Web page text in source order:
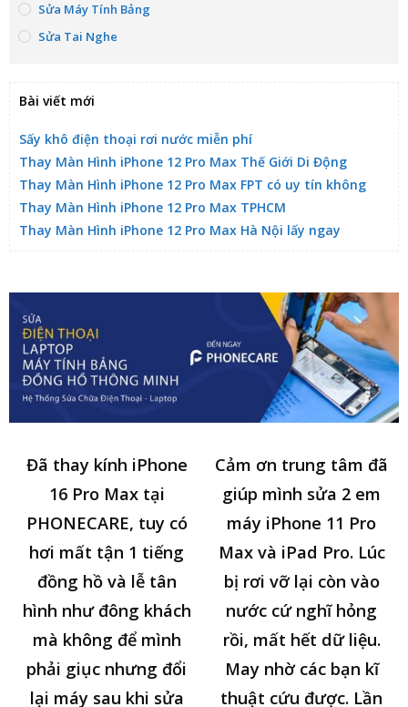
Sửa Máy Tính Bảng
Sửa Tai Nghe
Bài viết mới
Sấy khô điện thoại rơi nước miễn phí
Thay Màn Hình iPhone 12 Pro Max Thế Giới Di Động
Thay Màn Hình iPhone 12 Pro Max FPT có uy tín không
Thay Màn Hình iPhone 12 Pro Max TPHCM
Thay Màn Hình iPhone 12 Pro Max Hà Nội lấy ngay
Đã thay kính iPhone
16 Pro Max tại
PHONECARE, tuy có
hơi mất tận 1 tiếng
đồng hồ và lễ tân
hình như đông khách
mà không để mình
phải giục nhưng đổi
lại máy sau khi sửa
Cảm ơn trung tâm đã
giúp mình sửa 2 em
máy iPhone 11 Pro
Max và iPad Pro. Lúc
bị rơi vỡ lại còn vào
nước cứ nghĩ hỏng
rồi, mất hết dữ liệu.
May nhờ các bạn kĩ
thuật cứu được. Lần